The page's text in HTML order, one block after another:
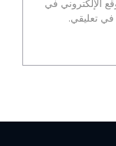
الإلكتروني في
في تعليقي.